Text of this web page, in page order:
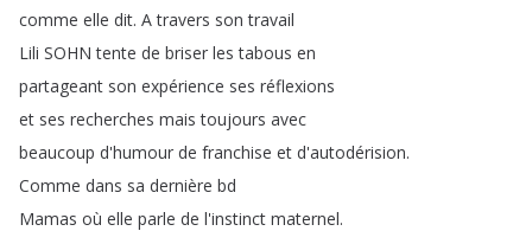
comme elle dit. A travers son travail
Lili SOHN tente de briser les tabous en
partageant son expérience ses réflexions
et ses recherches mais toujours avec
beaucoup d'humour de franchise et d'autodérision.
Comme dans sa dernière bd
Mamas où elle parle de l'instinct maternel.